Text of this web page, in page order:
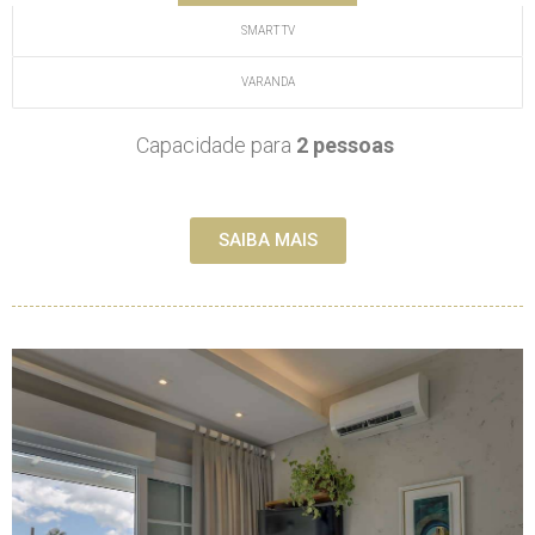
SMART TV
VARANDA
Capacidade para 2 pessoas
SAIBA MAIS